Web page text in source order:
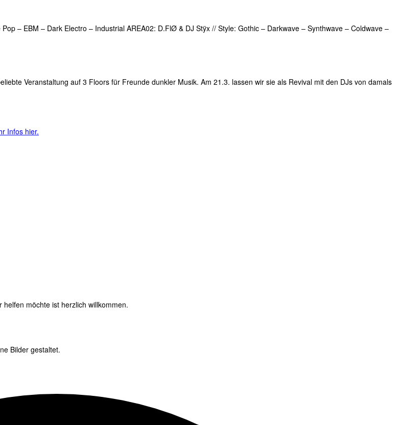
– EBM – Dark Electro – Industrial AREA02: D.FlØ & DJ Stÿx // Style: Gothic – Darkwave – Synthwave – Coldwave –
Veranstaltung auf 3 Floors für Freunde dunkler Musik. Am 21.3. lassen wir sie als Revival mit den DJs von damals
Infos hier.
möchte ist herzlich willkommen.
Bilder gestaltet.